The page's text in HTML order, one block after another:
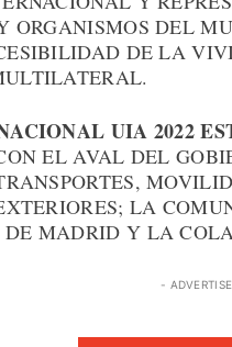
ORGANISMOS DEL
DE LA
UIA 2022
EL AVAL DEL
LA
MADRID Y LA
-